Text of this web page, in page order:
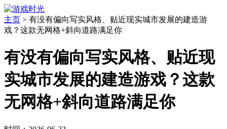
主页 > 有没有偏向写实风格、贴近现实城市发展的建造游
戏？这款无网格+斜向道路满足你
有没有偏向写实风格、贴近现
实城市发展的建造游戏？这款
无网格+斜向道路满足你